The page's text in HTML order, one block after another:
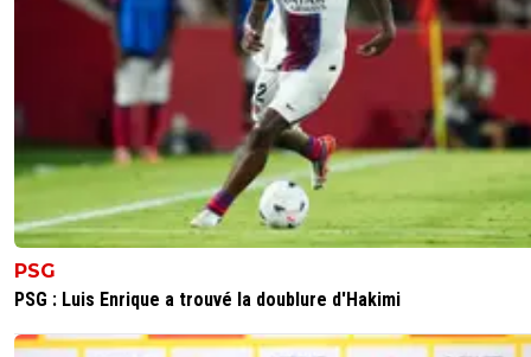
+ Répondre
PSG
PSG : Luis Enrique a trouvé la doublure d'Hakimi